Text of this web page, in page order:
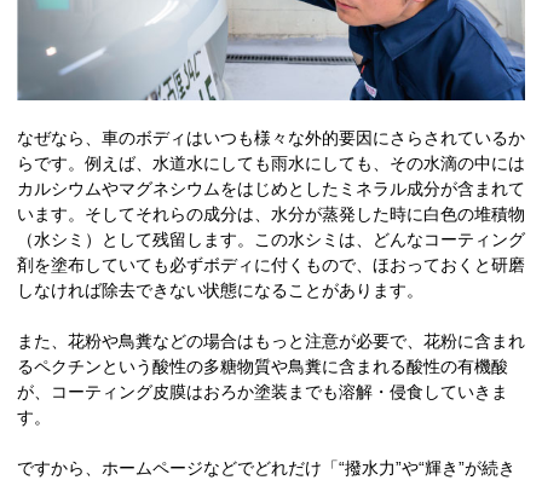
なぜなら、車のボディはいつも様々な外的要因にさらされているか
らです。例えば、水道水にしても雨水にしても、その水滴の中には
カルシウムやマグネシウムをはじめとしたミネラル成分が含まれて
います。そしてそれらの成分は、水分が蒸発した時に白色の堆積物
（水シミ）として残留します。この水シミは、どんなコーティング
剤を塗布していても必ずボディに付くもので、ほおっておくと研磨
しなければ除去できない状態になることがあります。
また、花粉や鳥糞などの場合はもっと注意が必要で、花粉に含まれ
るペクチンという酸性の多糖物質や鳥糞に含まれる酸性の有機酸
が、コーティング皮膜はおろか塗装までも溶解・侵食していきま
す。
ですから、ホームページなどでどれだけ「“撥水力”や“輝き”が続き